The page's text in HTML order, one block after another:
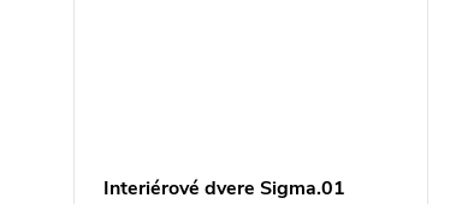
Interiérové dvere Sigma.01